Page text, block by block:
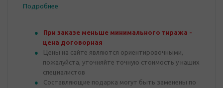
Подробнее
При заказе меньше минимального тиража -
цена договорная
Цены на сайте являются ориентировочными,
пожалуйста, уточняйте точную стоимость у наших
специалистов
Составляющие подарка могут быть заменены по